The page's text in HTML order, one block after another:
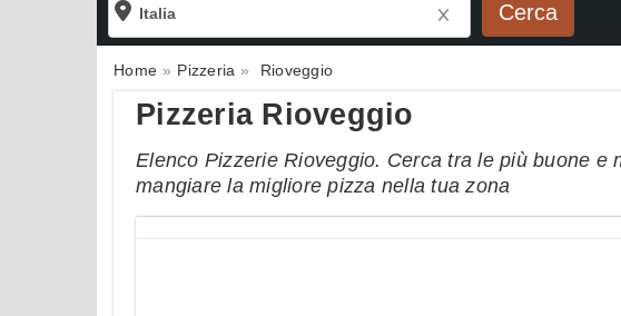
Home Pizzeria Rioveggio
Pizzeria Rioveggio
Elenco Pizzerie Rioveggio. Cerca tra le più buone e
mangiare la migliore pizza nella tua zona